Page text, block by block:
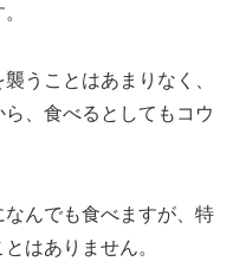
うことはあまりなく、
、食べるとしてもコウ
んでも食べますが、特
はありません。